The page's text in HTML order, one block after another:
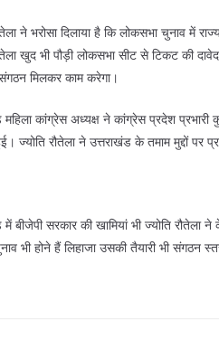
ने भरोसा दिलाया है कि लोकसभा चुनाव में
खुद भी पौड़ी लोकसभा सीट से टिकट की
मिलकर काम करेगा।
महिला कांग्रेस अध्यक्ष ने कांग्रेस प्रदेश
ज्योति रौतेला ने उत्तराखंड के तमाम मुद्दों पर
में बीजेपी सरकार की खामियां भी ज्योति
भी होने हैं लिहाजा उसकी तैयारी भी संगठन